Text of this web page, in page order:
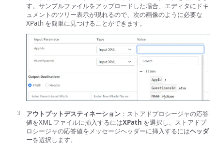
す。サンプルファイルをアップロードした場合、エディタにドキ
ュメントのツリー表示が現れるので、次の画像のように必要な
XPath を簡単に見つけることができます。
アウトプットデスティネーション ：ストアドプロシージャの応答
値をXML ファイルに挿入するにはXPath を選択し、ストアドプ
ロシージャの応答値をメッセージヘッダーに挿入するにはヘッダ
ーを選択します。